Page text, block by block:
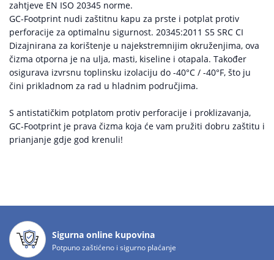
zahtjeve EN ISO 20345 norme.
GC-Footprint nudi zaštitnu kapu za prste i potplat protiv
perforacije za optimalnu sigurnost. 20345:2011 S5 SRC CI
Dizajnirana za korištenje u najekstremnijim okruženjima, ova
čizma otporna je na ulja, masti, kiseline i otapala. Također
osigurava izvrsnu toplinsku izolaciju do -40°C / -40°F, što ju
čini prikladnom za rad u hladnim područjima.
S antistatičkim potplatom protiv perforacije i proklizavanja,
GC-Footprint je prava čizma koja će vam pružiti dobru zaštitu i
prianjanje gdje god krenuli!
Sigurna online kupovina
Potpuno zaštićeno i sigurno plaćanje